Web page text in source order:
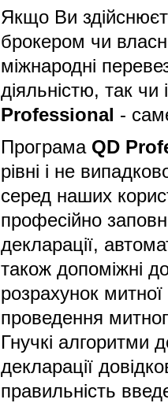
Якщо Ви
брокером чи
міжнародні
діяльністю, так
Professional -
Програма QD
рівні і не
серед наших
професійно
декларації,
також допоміжні
розрахунок
проведення
Гнучкі алгоритми
декларації
правильність